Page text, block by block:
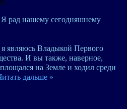
Я рад нашему сегодняшнему
являюсь Владыкой Первого
И вы также, наверное,
на Земле и ходил среди
дальше »